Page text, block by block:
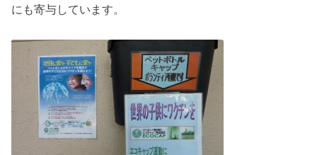
にも寄与しています。